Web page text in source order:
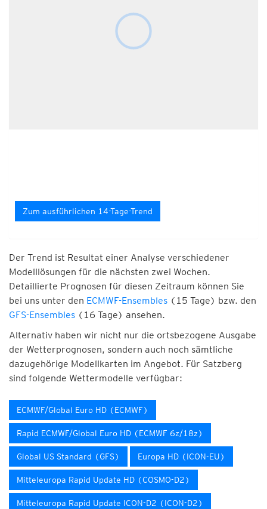
Zum ausführlichen 14-Tage-Trend
Der Trend ist Resultat einer Analyse verschiedener
Modelllösungen für die nächsten zwei Wochen.
Detaillierte Prognosen für diesen Zeitraum können Sie
bei uns unter den ECMWF-Ensembles (15 Tage) bzw. den
GFS-Ensembles (16 Tage) ansehen.
Alternativ haben wir nicht nur die ortsbezogene Ausgabe
der Wetterprognosen, sondern auch noch sämtliche
dazugehörige Modellkarten im Angebot. Für Satzberg
sind folgende Wettermodelle verfügbar:
ECMWF/Global Euro HD (ECMWF)
Rapid ECMWF/Global Euro HD (ECMWF 6z/18z)
Global US Standard (GFS) Europa HD (ICON-EU)
Mitteleuropa Rapid Update HD (COSMO-D2)
Mitteleuropa Rapid Update ICON-D2 (ICON-D2)